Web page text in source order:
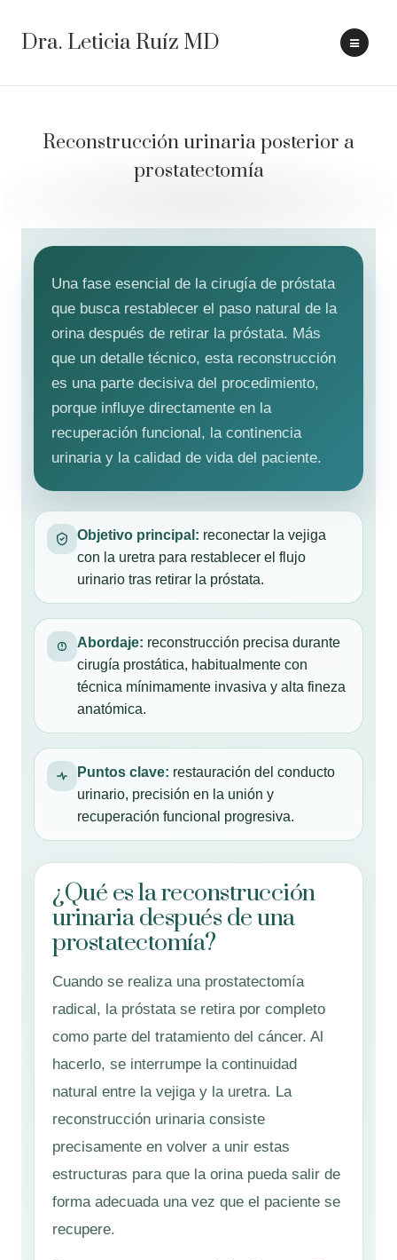
Dra. Leticia Ruíz MD
Reconstrucción urinaria posterior a
prostatectomía
Una fase esencial de la cirugía de próstata
que busca restablecer el paso natural de la
orina después de retirar la próstata. Más
que un detalle técnico, esta reconstrucción
es una parte decisiva del procedimiento,
porque influye directamente en la
recuperación funcional, la continencia
urinaria y la calidad de vida del paciente.
Objetivo principal: reconectar la vejiga
con la uretra para restablecer el flujo
urinario tras retirar la próstata.
Abordaje: reconstrucción precisa durante
cirugía prostática, habitualmente con
técnica mínimamente invasiva y alta fineza
anatómica.
Puntos clave: restauración del conducto
urinario, precisión en la unión y
recuperación funcional progresiva.
¿Qué es la reconstrucción
urinaria después de una
prostatectomía?
Cuando se realiza una prostatectomía
radical, la próstata se retira por completo
como parte del tratamiento del cáncer. Al
hacerlo, se interrumpe la continuidad
natural entre la vejiga y la uretra. La
reconstrucción urinaria consiste
precisamente en volver a unir estas
estructuras para que la orina pueda salir de
forma adecuada una vez que el paciente se
recupere.